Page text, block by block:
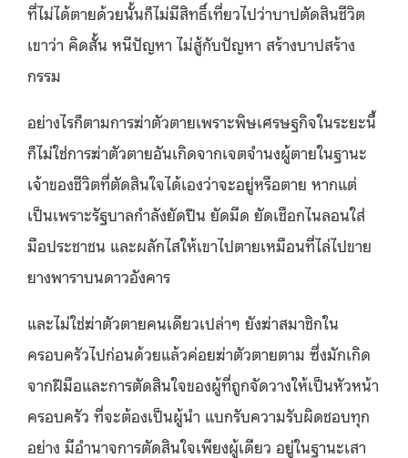
ที่ไม่ได้ตายด้วยนั้นก็ไม่มีสิทธิ์เที่ยวไปว่าบาปตัดสินชีวิต
เขาว่า คิดสั้น หนีปัญหา ไม่สู้กับปัญหา สร้างบาปสร้าง
กรรม
อย่างไรก็ตามการฆ่าตัวตายเพราะพิษเศรษฐกิจในระยะนี้
ก็ไม่ใช่การฆ่าตัวตายอันเกิดจากเจตจำนงผู้ตายในฐานะ
เจ้าของชีวิตที่ตัดสินใจได้เองว่าจะอยู่หรือตาย หากแต่
เป็นเพราะรัฐบาลกำลังยัดปืน ยัดมีด ยัดเชือกไนลอนใส่
มือประชาชน และผลักไสให้เขาไปตายเหมือนที่ไล่ไปขาย
ยางพาราบนดาวอังคาร
และไม่ใช่ฆ่าตัวตายคนเดียวเปล่าๆ ยังฆ่าสมาชิกใน
ครอบครัวไปก่อนด้วยแล้วค่อยฆ่าตัวตายตาม ซึ่งมักเกิด
จากฝีมือและการตัดสินใจของผู้ที่ถูกจัดวางให้เป็นหัวหน้า
ครอบครัว ที่จะต้องเป็นผู้นำ แบกรับความรับผิดชอบทุก
อย่าง มีอำนาจการตัดสินใจเพียงผู้เดียว อยู่ในฐานะเสา